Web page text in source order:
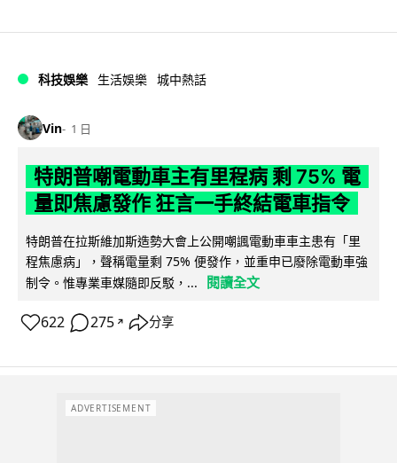
科技娛樂 生活娛樂 城中熱話
Vin 1 日
特朗普嘲電動車主有里程病 剩 75% 電
量即焦慮發作 狂言一手終結電車指令
特朗普在拉斯維加斯造勢大會上公開嘲諷電動車車主患有「里
程焦慮病」，聲稱電量剩 75% 便發作，並重申已廢除電動車強
制令。惟專業車媒隨即反駁，...
閱讀全文
622 275 ↗ 分享
ADVERTISEMENT